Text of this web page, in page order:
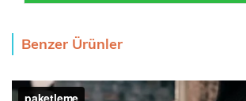
Benzer Ürünler